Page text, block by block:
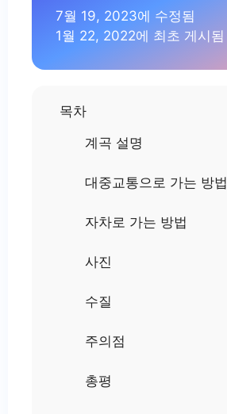
7월 19, 2023에 수정됨
1월 22, 2022에 최초 게시됨
목차
계곡 설명
대중교통으로 가는 방법
자차로 가는 방법
사진
수질
주의점
총평